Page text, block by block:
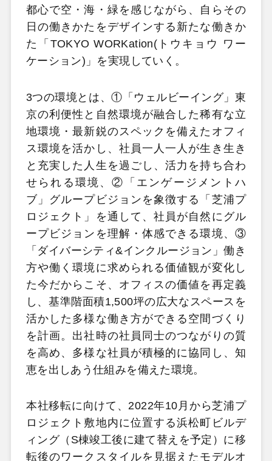
都心で空・海・緑を感じながら、自らその
日の働きかたをデザインする新たな働きか
た「TOKYO WORKation(トウキョウ ワー
ケーション)」を実現していく。
3つの環境とは、①「ウェルビーイング」東
京の利便性と自然環境が融合した稀有な立
地環境・最新鋭のスペックを備えたオフィ
ス環境を活かし、社員一人一人が生き生き
と充実した人生を過ごし、活力を持ち合わ
せられる環境、②「エンゲージメントハ
ブ」グループビジョンを象徴する「芝浦プ
ロジェクト」を通して、社員が自然にグル
ープビジョンを理解・体感できる環境、③
「ダイバーシティ&インクルージョン」働き
方や働く環境に求められる価値観が変化し
た今だからこそ、オフィスの価値を再定義
し、基準階面積1,500坪の広大なスペースを
活かした多様な働き方ができる空間づくり
を計画。出社時の社員同士のつながりの質
を高め、多様な社員が積極的に協同し、知
恵を出しあう仕組みを備えた環境。
本社移転に向けて、2022年10月から芝浦プ
ロジェクト敷地内に位置する浜松町ビルデ
ィング（S棟竣工後に建て替えを予定）に移
転後のワークスタイルを見据えたモデルオ